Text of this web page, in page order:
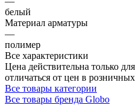
белый
Материал арматуры
—
полимер
Все характеристики
Цена действительна только
отличаться от цен в
Все товары категории
Все товары бренда Globo